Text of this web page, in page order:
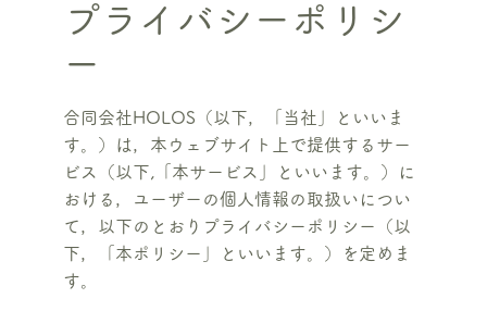
プライバシーポリシ
ー
合同会社HOLOS（以下，「当社」といいま
す。）は，本ウェブサイト上で提供するサー
ビス（以下,「本サービス」といいます。）に
おける，ユーザーの個人情報の取扱いについ
て，以下のとおりプライバシーポリシー（以
下，「本ポリシー」といいます。）を定めま
す。